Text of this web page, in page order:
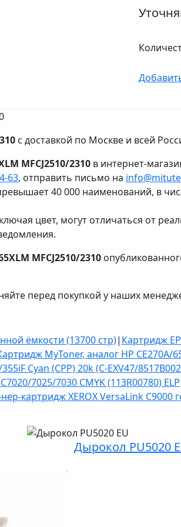
с доставкой по Москве и всей
MFCJ2510/2310 в интернет-
63, отправить письмо на
40 000 наименований, в
цвет, могут отличаться от
MFCJ2510/2310
перед покупкой у наших
ёмкости (13700 стр)| Картридж
MyToner, аналог HP
Cyan (CPP) 20k (C-EXV47/
7025/7030 CMYK (113R00780) ELP
картридж XEROX VersaLink C9000
Дырокол PU5020